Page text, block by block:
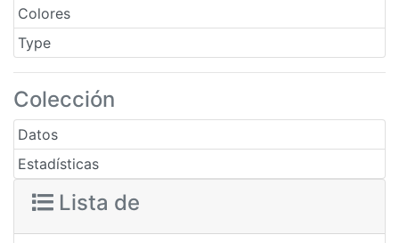
Colores
Type
Colección
Datos
Estadísticas
Lista de